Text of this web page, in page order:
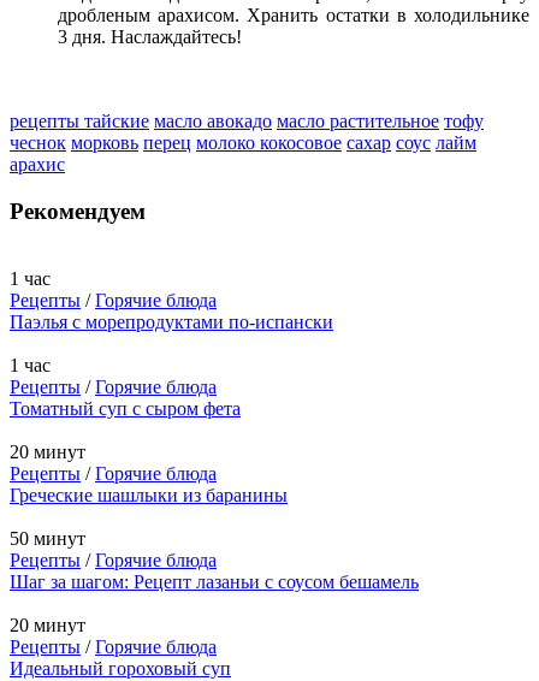
дробленым арахисом. Хранить остатки в холодильнике
3 дня. Наслаждайтесь!
рецепты тайские масло авокадо масло растительное тофу
чеснок морковь перец молоко кокосовое сахар соус лайм
арахис
Рекомендуем
1 час
Рецепты /Горячие блюда
Паэлья с морепродуктами по-испански
1 час
Рецепты /Горячие блюда
Томатный суп с сыром фета
20 минут
Рецепты /Горячие блюда
Греческие шашлыки из баранины
50 минут
Рецепты /Горячие блюда
Шаг за шагом: Рецепт лазаньи с соусом бешамель
20 минут
Рецепты /Горячие блюда
Идеальный гороховый суп